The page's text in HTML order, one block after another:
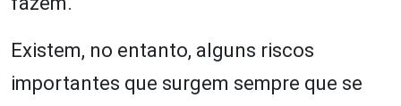
Existem, no entanto, alguns riscos
importantes que surgem sempre que se